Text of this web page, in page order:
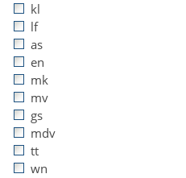
kl
lf
as
en
mk
mv
gs
mdv
tt
wn